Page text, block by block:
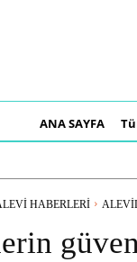
ANA SAYFA
HABERLERI